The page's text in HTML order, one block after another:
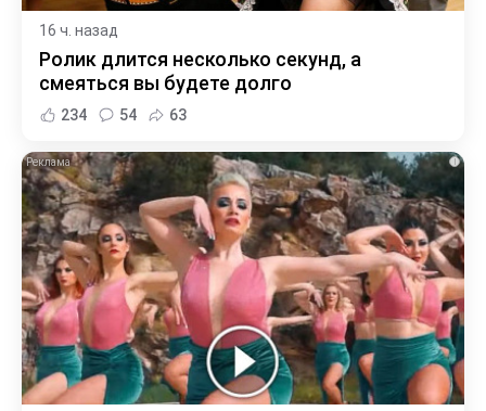
16 ч. назад
Ролик длится несколько секунд, а
смеяться вы будете долго
234 54 63
i